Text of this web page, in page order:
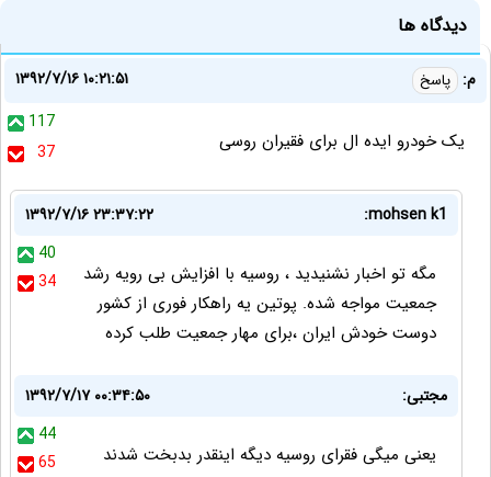
دیدگاه ها
م: پاسخ
۱۳۹۲/۷/۱۶ ۱۰:۲۱:۵۱
117
37
یک خودرو ایده ال برای فقیران روسی
mohsen k1:
۱۳۹۲/۷/۱۶ ۲۳:۳۷:۲۲
40
34
مگه تو اخبار نشنیدید ، روسیه با افزایش بی رویه رشد
جمعیت مواجه شده. پوتین یه راهکار فوری از کشور
دوست خودش ایران ،برای مهار جمعیت طلب کرده
مجتبی:
۱۳۹۲/۷/۱۷ ۰۰:۳۴:۵۰
44
65
یعنی میگی فقرای روسیه دیگه اینقدر بدبخت شدند